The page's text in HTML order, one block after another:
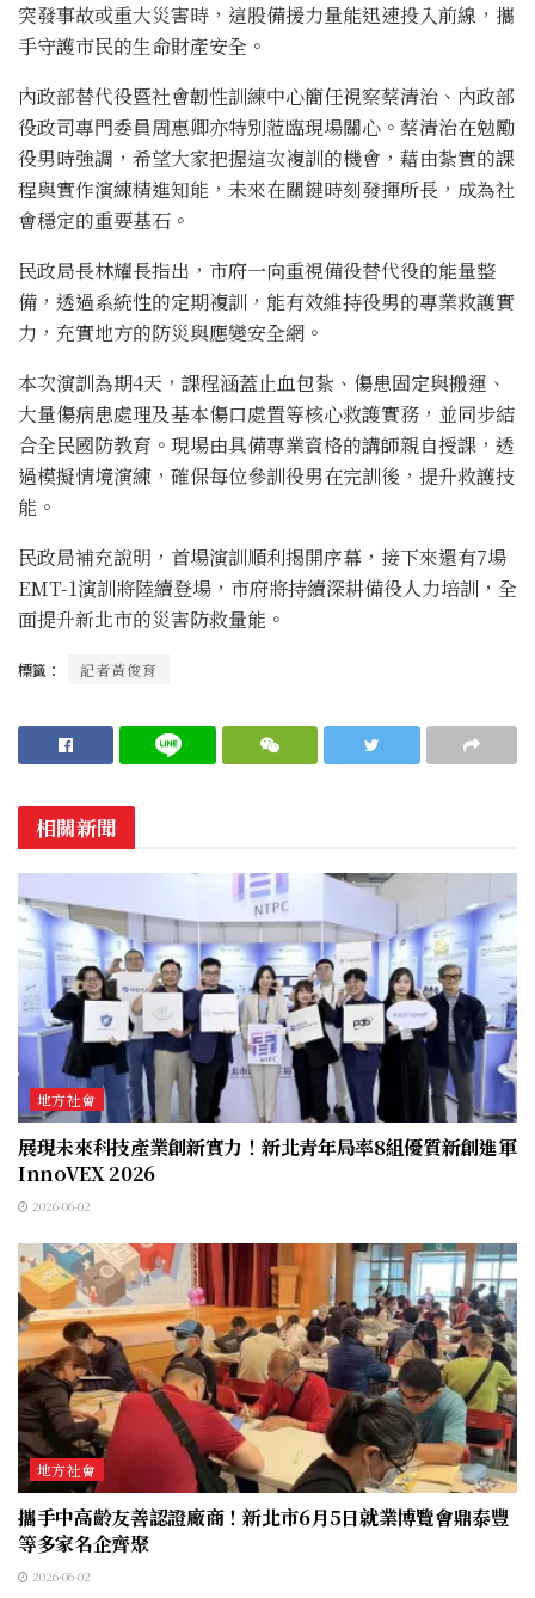
突發事故或重大災害時，這股備援力量能迅速投入前線，攜
手守護市民的生命財產安全。
內政部替代役暨社會韌性訓練中心簡任視察蔡清治、內政部
役政司專門委員周惠卿亦特別蒞臨現場關心。蔡清治在勉勵
役男時強調，希望大家把握這次複訓的機會，藉由紮實的課
程與實作演練精進知能，未來在關鍵時刻發揮所長，成為社
會穩定的重要基石。
民政局長林耀長指出，市府一向重視備役替代役的能量整
備，透過系統性的定期複訓，能有效維持役男的專業救護實
力，充實地方的防災與應變安全網。
本次演訓為期4天，課程涵蓋止血包紮、傷患固定與搬運、
大量傷病患處理及基本傷口處置等核心救護實務，並同步結
合全民國防教育。現場由具備專業資格的講師親自授課，透
過模擬情境演練，確保每位參訓役男在完訓後，提升救護技
能。
民政局補充說明，首場演訓順利揭開序幕，接下來還有7場
EMT-1演訓將陸續登場，市府將持續深耕備役人力培訓，全
面提升新北市的災害防救量能。
標籤： 記者黃俊育
相關新聞
地方社會
展現未來科技產業創新實力！新北青年局率8組優質新創進軍
InnoVEX 2026
2026-06-02
地方社會
攜手中高齡友善認證廠商！新北市6月5日就業博覽會鼎泰豐
等多家名企齊聚
2026-06-02